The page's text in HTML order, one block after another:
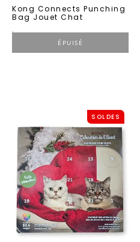
Kong Connects Punching
Bag Jouet Chat
ÉPUISÉ
SOLDES